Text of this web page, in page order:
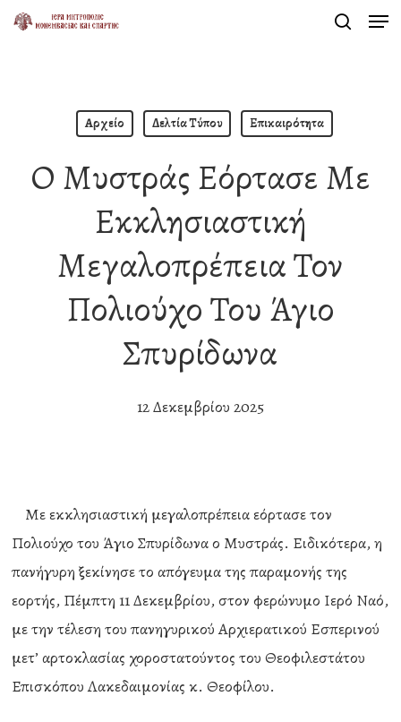
Skip
Αρχείο Δελτία Τύπου Επικαιρότητα
Ο Μυστράς Εόρτασε Με
Εκκλησιαστική
Μεγαλοπρέπεια Τον
Πολιούχο Του Άγιο
Σπυρίδωνα
12 Δεκεμβρίου 2025
Με εκκλησιαστική μεγαλοπρέπεια εόρτασε τον
Πολιούχο του Άγιο Σπυρίδωνα ο Μυστράς. Ειδικότερα, η
πανήγυρη ξεκίνησε το απόγευμα της παραμονής της
εορτής, Πέμπτη 11 Δεκεμβρίου, στον φερώνυμο Ιερό Ναό,
με την τέλεση του πανηγυρικού Αρχιερατικού Εσπερινού
μετ’ αρτοκλασίας χοροστατούντος του Θεοφιλεστάτου
Επισκόπου Λακεδαιμονίας κ. Θεοφίλου.